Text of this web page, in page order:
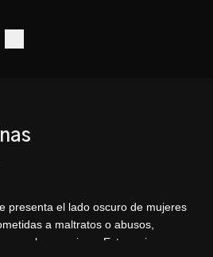
presenta el lado oscuro de mujeres
a maltratos o abusos,
crueles asesinas. Esta serie es una